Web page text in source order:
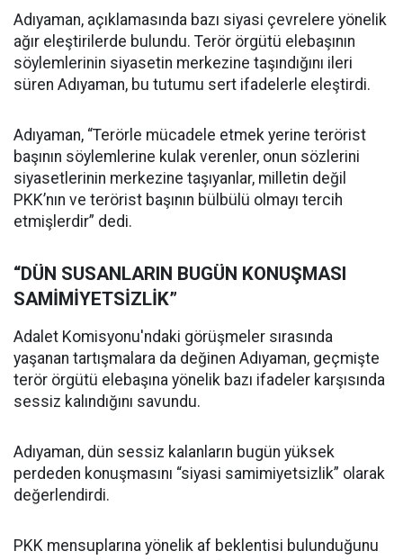
Adıyaman, açıklamasında bazı siyasi çevrelere yönelik
ağır eleştirilerde bulundu. Terör örgütü elebaşının
söylemlerinin siyasetin merkezine taşındığını ileri
süren Adıyaman, bu tutumu sert ifadelerle eleştirdi.
Adıyaman, “Terörle mücadele etmek yerine terörist
başının söylemlerine kulak verenler, onun sözlerini
siyasetlerinin merkezine taşıyanlar, milletin değil
PKK’nın ve terörist başının bülbülü olmayı tercih
etmişlerdir” dedi.
“DÜN SUSANLARIN BUGÜN KONUŞMASI
SAMİMİYETSİZLİK”
Adalet Komisyonu'ndaki görüşmeler sırasında
yaşanan tartışmalara da değinen Adıyaman, geçmişte
terör örgütü elebaşına yönelik bazı ifadeler karşısında
sessiz kalındığını savundu.
Adıyaman, dün sessiz kalanların bugün yüksek
perdeden konuşmasını “siyasi samimiyetsizlik” olarak
değerlendirdi.
PKK mensuplarına yönelik af beklentisi bulunduğunu